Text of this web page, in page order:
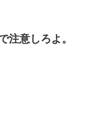
ｗｗｗｗｗ」俺
ーで並んでるこ
い鳥肌が立った
注意しろよ。